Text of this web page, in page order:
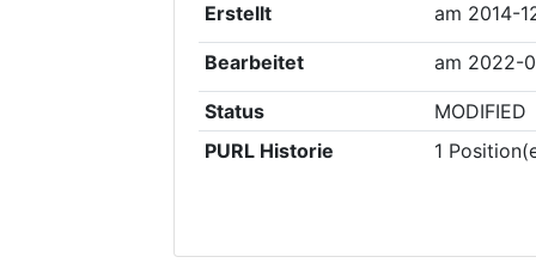
Erstellt
am 2014-
Bearbeitet am 2022-
Status
MODIFIED
PURL Historie
1